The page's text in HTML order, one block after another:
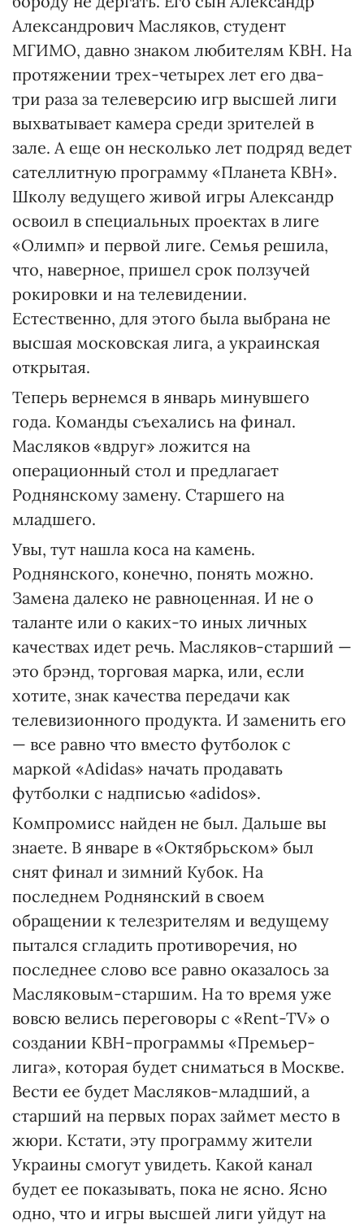
Александрович Масляков, студент
МГИМО, давно знаком любителям КВН. На
протяжении трех-четырех лет его два-
три раза за телеверсию игр высшей лиги
выхватывает камера среди зрителей в
зале. А еще он несколько лет подряд ведет
сателлитную программу «Планета КВН».
Школу ведущего живой игры Александр
освоил в специальных проектах в лиге
«Олимп» и первой лиге. Семья решила,
что, наверное, пришел срок ползучей
рокировки и на телевидении.
Естественно, для этого была выбрана не
высшая московская лига, а украинская
открытая.
Теперь вернемся в январь минувшего
года. Команды съехались на финал.
Масляков «вдруг» ложится на
операционный стол и предлагает
Роднянскому замену. Старшего на
младшего.
Увы, тут нашла коса на камень.
Роднянского, конечно, понять можно.
Замена далеко не равноценная. И не о
таланте или о каких-то иных личных
качествах идет речь. Масляков-старший —
это брэнд, торговая марка, или, если
хотите, знак качества передачи как
телевизионного продукта. И заменить его
— все равно что вместо футболок с
маркой «Adidas» начать продавать
футболки с надписью «adidоs».
Компромисс найден не был. Дальше вы
знаете. В январе в «Октябрьском» был
снят финал и зимний Кубок. На
последнем Роднянский в своем
обращении к телезрителям и ведущему
пытался сгладить противоречия, но
последнее слово все равно оказалось за
Масляковым-старшим. На то время уже
вовсю велись переговоры с «Rent-TV» о
создании КВН-программы «Премьер-
лига», которая будет сниматься в Москве.
Вести ее будет Масляков-младший, а
старший на первых порах займет место в
жюри. Кстати, эту программу жители
Украины смогут увидеть. Какой канал
будет ее показывать, пока не ясно. Ясно
одно, что и игры высшей лиги уйдут на